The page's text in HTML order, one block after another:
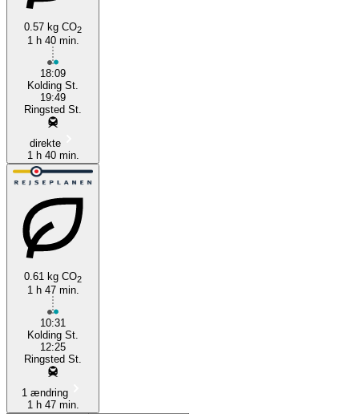
0.57 kg CO2
1 h 40 min.
18:09
Kolding St.
19:49
Ringsted St.
direkte
1 h 40 min.
0.61 kg CO2
1 h 47 min.
10:31
Kolding St.
12:25
Ringsted St.
1 ændring
1 h 47 min.